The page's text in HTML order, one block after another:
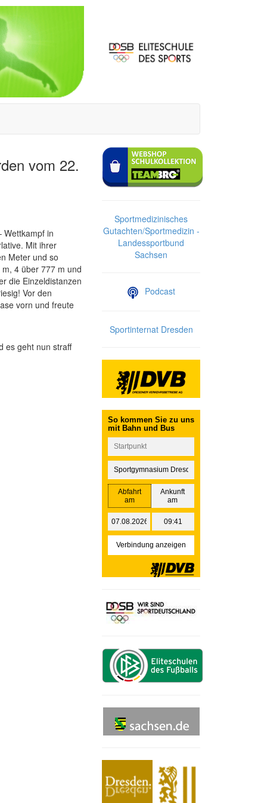
vom 22.
Wettkampf in
Mit ihrer
Meter und so
4 über 777 m und
die Einzeldistanzen
Vor den
vorn und freute
es geht nun straff
Sportmedizinisches
Gutachten/Sportmedizin -
Landessportbund
Sachsen
Podcast
Sportinternat Dresden